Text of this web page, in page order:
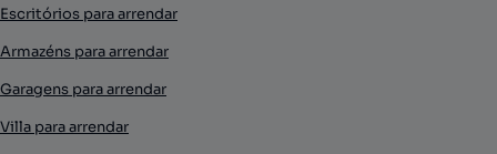
Escritórios para arrendar
Armazéns para arrendar
Garagens para arrendar
Villa para arrendar